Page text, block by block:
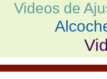
Videos de